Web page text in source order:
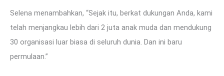
Selena menambahkan, “Sejak itu, berkat dukungan Anda, kami
telah menjangkau lebih dari 2 juta anak muda dan mendukung
30 organisasi luar biasa di seluruh dunia. Dan ini baru
permulaan.​”